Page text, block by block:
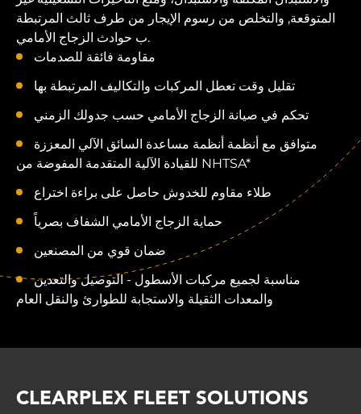
المتوقعة, والتخلص من رسوم الإيجار من طرف ثالث المرتبطة
ب حوادث الزجاج الأمامي.
مقاومة فائقة للصدمات
تقليل وقت تعطل المركبات والتكاليف المرتبطة بها
تحكم في صيانة الزجاج الأمامي حسب جدولك الزمني
متوافق مع أنظمة أنظمة مساعدة السائق الآلي المعززة
للقيادة الآلية المتقدمة المفوضة من NHTSA*
طلاء مقاوم للخدوش حاصل على براءة اختراع
حماية الزجاج الأمامي الشفاف بصرياً
ضمان قوي من المصنعين
مناسبة لجميع مركبات الأسطول - التوصيل والتعدين
والمعدات الثقيلة والاستجابة للطوارئ والنقل العام
CLEARPLEX FLEET SOLUTIONS